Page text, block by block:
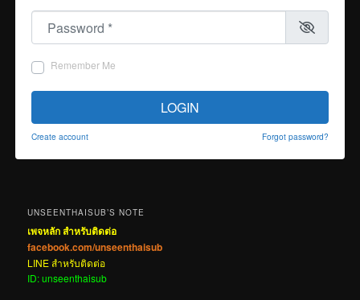
UNSEENTHAISUB’S NOTE
เพจหลัก สำหรับติดต่อ
facebook.com/unseenthaisub
หมวดหมู่ประเภทภาพยนตร์
Series (ซีรีส์)|Action (บู๊)